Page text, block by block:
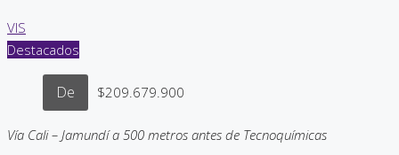
VIS
Destacados
De $209.679.900
Vía Cali – Jamundí a 500 metros antes de Tecnoquímicas